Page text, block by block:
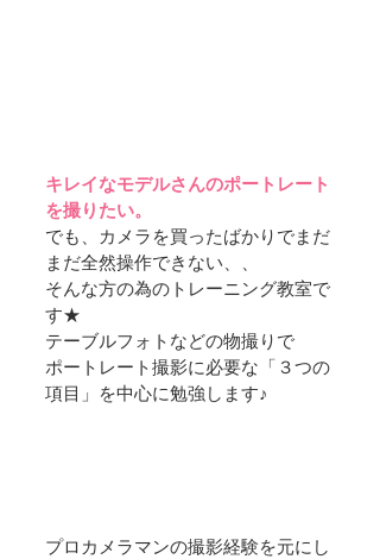
キレイなモデルさんのポートレート
を撮りたい。
でも、カメラを買ったばかりでまだ
まだ全然操作できない、、
そんな方の為のトレーニング教室で
す★
テーブルフォトなどの物撮りで
ポートレート撮影に必要な「３つの
項目」を中心に勉強します♪ ​
プロカメラマンの撮影経験を元にし